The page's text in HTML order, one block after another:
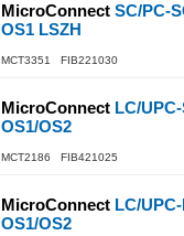
MicroConnect SC/PC-
OS1 LSZH
MCT3351 FIB221030
MicroConnect LC/
OS1/OS2
MCT2186 FIB421025
MicroConnect LC/
OS1/OS2